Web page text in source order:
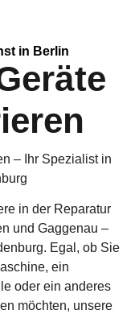
in Berlin
– Ihr Spezialist in
in der Reparatur
und Gaggenau –
Egal, ob Sie
ein
oder ein anderes
möchten, unsere